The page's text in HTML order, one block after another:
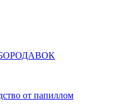
от папиллом